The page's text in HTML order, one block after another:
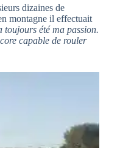
dizaines de
montagne il effectuait
toujours été ma passion.
capable de rouler